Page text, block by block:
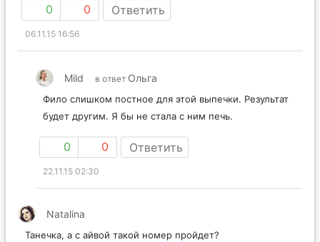
0 0 Ответить
06.11.15 16:56
Mild в ответ Ольга
Фило слишком постное для этой выпечки. Результат
будет другим. Я бы не стала с ним печь.
0 0 Ответить
22.11.15 02:30
Natalina
Танечка, а с айвой такой номер пройдет?